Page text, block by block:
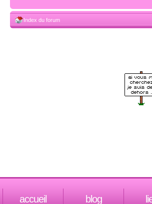
Index du forum
accueil blog